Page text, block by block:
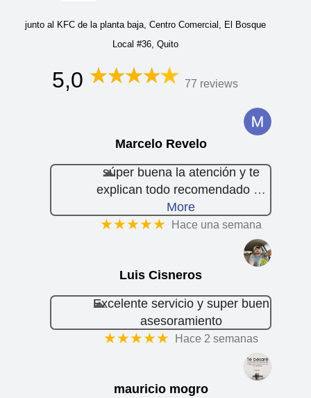
junto al KFC de la planta baja, Centro Comercial, El Bosque
Local #36, Quito
5,0 77 reviews
Marcelo Revelo
súper buena la atención y te
explican todo recomendado …
More
★★★★★ Hace una semana
Luis Cisneros
Excelente servicio y super buen
asesoramiento
★★★★★ Hace 2 semanas
mauricio mogro